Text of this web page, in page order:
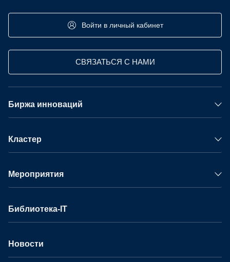
Войти в личный кабинет
СВЯЗАТЬСЯ С НАМИ
Биржа инноваций
Кластер
Мероприятия
Библиотека-IT
Новости